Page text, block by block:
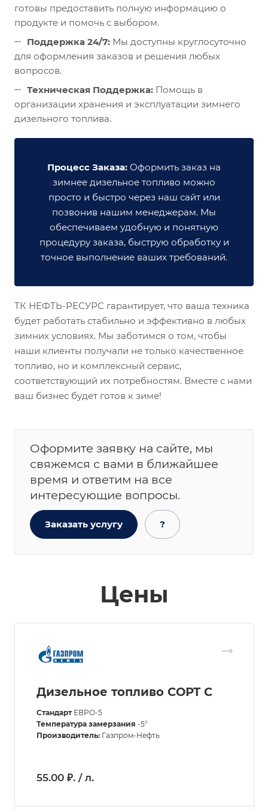
готовы предоставить полную информацию о
продукте и помочь с выбором.
Поддержка 24/7: Мы доступны круглосуточно
для оформления заказов и решения любых
вопросов.
Техническая Поддержка: Помощь в
организации хранения и эксплуатации зимнего
дизельного топлива.
Процесс Заказа: Оформить заказ на
зимнее дизельное топливо можно
просто и быстро через наш сайт или
позвонив нашим менеджерам. Мы
обеспечиваем удобную и понятную
процедуру заказа, быструю обработку и
точное выполнение ваших требований.
ТК НЕФТЬ-РЕСУРС гарантирует, что ваша техника
будет работать стабильно и эффективно в любых
зимних условиях. Мы заботимся о том, чтобы
наши клиенты получали не только качественное
топливо, но и комплексный сервис,
соответствующий их потребностям. Вместе с нами
ваш бизнес будет готов к зиме!
Оформите заявку на сайте, мы
свяжемся с вами в ближайшее
время и ответим на все
интересующие вопросы.
Заказать услугу ?
Цены
Дизельное топливо СОРТ С
СтандартЕВРО-5
Температура замерзания -5°
Производитель: Газпром-Нефть
55.00 ₽. / л.